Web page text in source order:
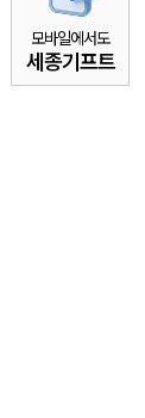
모바일에서도
세종기프트